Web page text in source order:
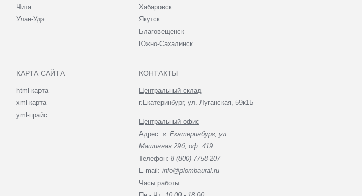
Чита
Улан-Удэ
Хабаровск
Якутск
Благовещенск
Южно-Сахалинск
КАРТА САЙТА
html-карта
xml-карта
yml-прайс
КОНТАКТЫ
Центральный склад
г.Екатеринбург, ул. Луганская, 59к1Б
Центральный офис
Адрес: г. Екатеринбург, ул.
Машинная 29б, оф. 419
Телефон: 8 (800) 7758-207
E-mail: info@plombaural.ru
Часы работы: